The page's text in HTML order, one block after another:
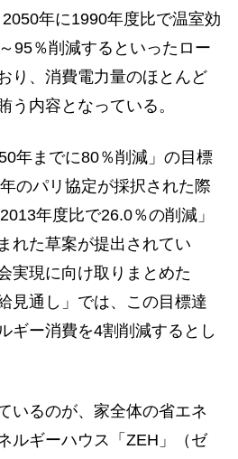
年に1990年度比で温室効
95％削減するといったロー
り、消費電力量のほとんど
う内容となっている。
年までに80％削減」の目標
のパリ協定が採択された際
年度比で26.0％の削減」
れた草案が提出されてい
実現に向け取りまとめた
見通し」では、この目標達
ギー消費を4割削減するとし
いるのが、家全体の省エネ
ルギーハウス「ZEH」（ゼ